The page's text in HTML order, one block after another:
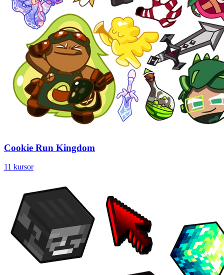
Cookie Run Kingdom
11 kursor